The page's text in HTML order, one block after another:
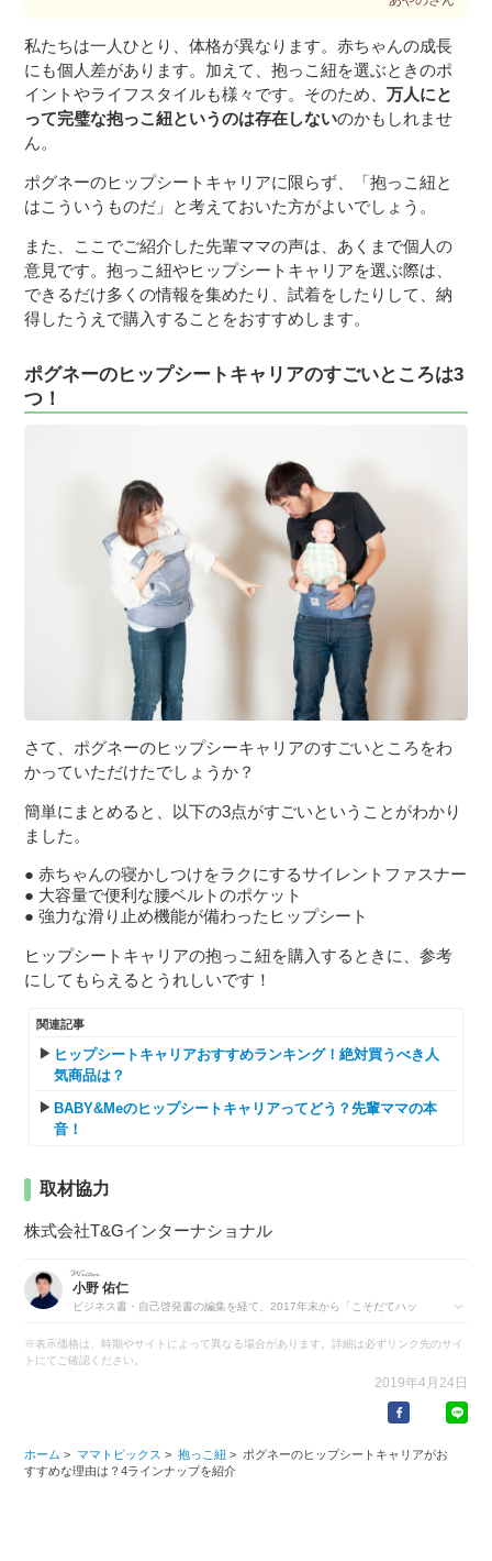
私たちは一人ひとり、体格が異なります。赤ちゃんの成長
にも個人差があります。加えて、抱っこ紐を選ぶときのポ
イントやライフスタイルも様々です。そのため、万人にと
って完璧な抱っこ紐というのは存在しないのかもしれませ
ん。
ポグネーのヒップシートキャリアに限らず、「抱っこ紐と
はこういうものだ」と考えておいた方がよいでしょう。
また、ここでご紹介した先輩ママの声は、あくまで個人の
意見です。抱っこ紐やヒップシートキャリアを選ぶ際は、
できるだけ多くの情報を集めたり、試着をしたりして、納
得したうえで購入することをおすすめします。
ポグネーのヒップシートキャリアのすごいところは3
つ！
さて、ポグネーのヒップシーキャリアのすごいところをわ
かっていただけたでしょうか？
簡単にまとめると、以下の3点がすごいということがわかり
ました。
赤ちゃんの寝かしつけをラクにするサイレントファスナー
大容量で便利な腰ベルトのポケット
強力な滑り止め機能が備わったヒップシート
ヒップシートキャリアの抱っこ紐を購入するときに、参考
にしてもらえるとうれしいです！
関連記事
ヒップシートキャリアおすすめランキング！絶対買うべき人
気商品は？
BABY&Meのヒップシートキャリアってどう？先輩ママの本
音！
取材協力
株式会社T&Gインターナショナル
小野 佑仁
ビジネス書・自己啓発書の編集を経て、2017年末から「こそだてハッ
究していたため理系と思われがちだが、自分では文系だと思っている。1
児の父として、家庭では主に料理と掃除を担当。なぜか社内では「ポテ
※表示価格は、時期やサイトによって異なる場合があります。詳細は必ずリンク先のサイ
トにてご確認ください。
2019年4月24日
ホーム > ママトピックス > 抱っこ紐 > ポグネーのヒップシートキャリアがお
すすめな理由は？4ラインナップを紹介